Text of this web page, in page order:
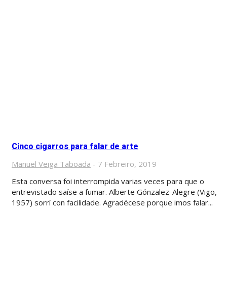
Cinco cigarros para falar de arte
Manuel Veiga Taboada - 7 Febreiro, 2019
Esta conversa foi interrompida varias veces para que o
entrevistado saíse a fumar. Alberte Gónzalez-Alegre (Vigo,
1957) sorrí con facilidade. Agradécese porque imos falar...